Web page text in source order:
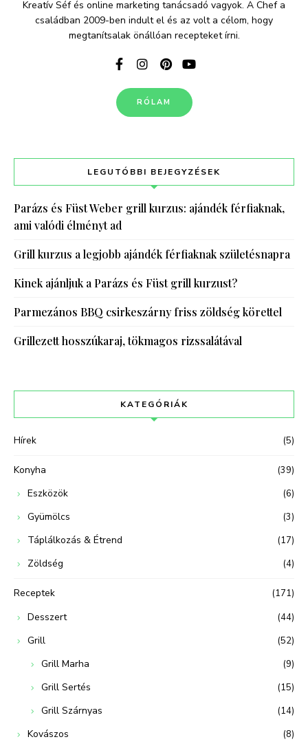
Kreatív Séf és online marketing tanácsadó vagyok. A Chef a
családban 2009-ben indult el és az volt a célom, hogy
megtanítsalak önállóan recepteket írni.
RÓLAM
LEGUTÓBBI BEJEGYZÉSEK
Parázs és Füst Weber grill kurzus: ajándék férfiaknak,
ami valódi élményt ad
Grill kurzus a legjobb ajándék férfiaknak születésnapra
Kinek ajánljuk a Parázs és Füst grill kurzust?
Parmezános BBQ csirkeszárny friss zöldség körettel
Grillezett hosszúkaraj, tökmagos rizssalátával
KATEGÓRIÁK
Hírek (5)
Konyha (39)
Eszközök (6)
Gyümölcs (3)
Táplálkozás & Étrend (17)
Zöldség (4)
Receptek (171)
Desszert (44)
Grill (52)
Grill Marha (9)
Grill Sertés (15)
Grill Szárnyas (14)
Kovászos (8)